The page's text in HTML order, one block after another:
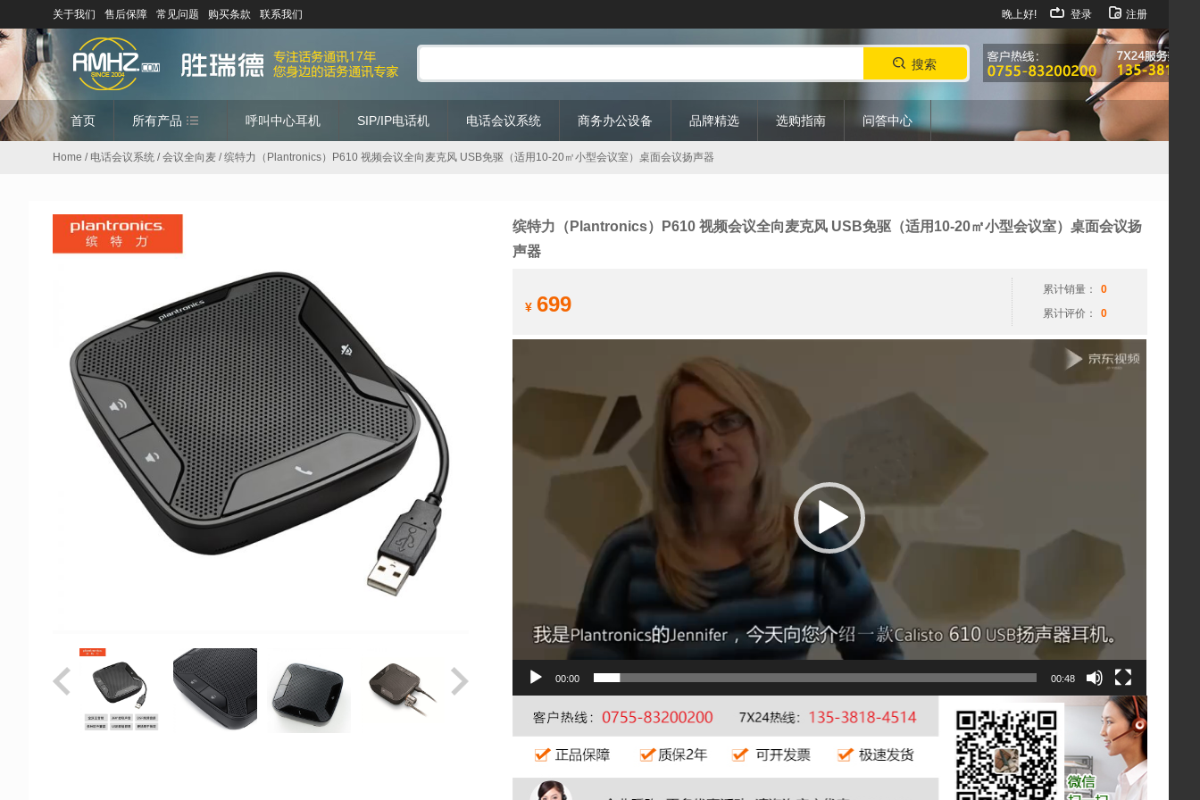
关于我们 售后保障 常见问题 购买条款 联系我们 晚上好! 登录 注册
搜索
首页 所有产品 呼叫中心耳机 SIP/IP电话机 电话会议系统 商务办公设备 品牌精选 选购指南 问答中心
Home / 电话会议系统 /会议全向麦 / 缤特力（Plantronics）P610 视频会议全向麦克风 USB免驱（适用10-20㎡小型会议室）桌面会议扬声器
缤特力（Plantronics）P610 视频会议全向麦克风 USB免驱（适用10-20㎡小型会议室）桌面会议扬
声器
¥ 699
累计销量：
0
累计评价：
0
00:00 00:48